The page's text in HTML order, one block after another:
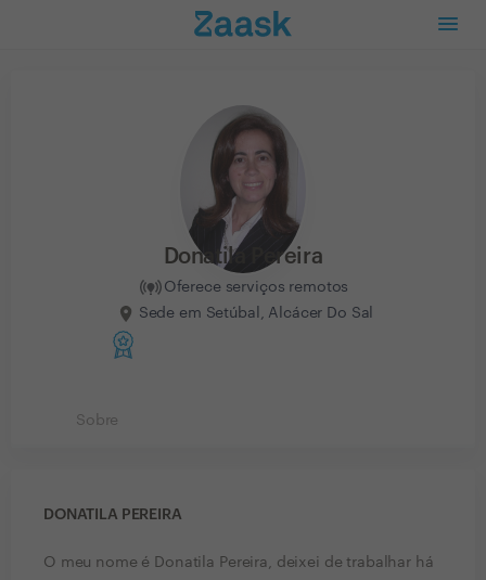
Donatila Pereira
Oferece serviços remotos
Sede em Setúbal, Alcácer Do Sal
Sobre
DONATILA PEREIRA
O meu nome é Donatila Pereira, deixei de trabalhar há